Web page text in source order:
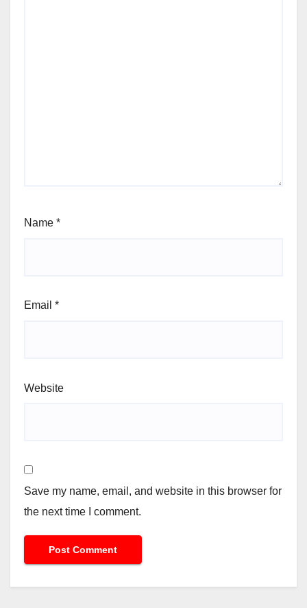
Name *
Email *
Website
Save my name, email, and website in this browser for
the next time I comment.